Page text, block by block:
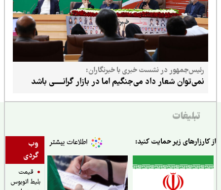
رئیس‌جمهور در نشست خبری با خبرنگاران:
نمی‌توان شعار داد می‌جنگیم اما در بازار گرانــــــی باشد
تبلیغات
وب
گردی
قیمت
بلیط اتوبوس
زیر حمایت کنید: